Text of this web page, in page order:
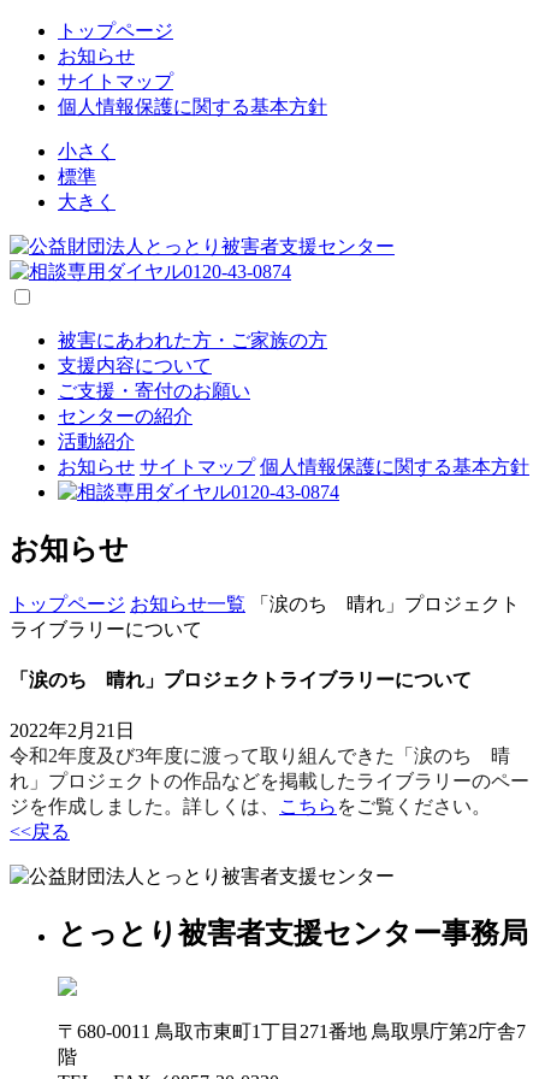
トップページ
お知らせ
サイトマップ
個人情報保護に関する基本方針
小さく
標準
大きく
被害にあわれた方・ご家族の方
支援内容について
ご支援・寄付のお願い
センターの紹介
活動紹介
お知らせ サイトマップ 個人情報保護に関する基本方針
お知らせ
トップページ お知らせ一覧 「涙のち 晴れ」プロジェクト
ライブラリーについて
「涙のち 晴れ」プロジェクトライブラリーについて
2022年2月21日
令和2年度及び3年度に渡って取り組んできた「涙のち 晴
れ」プロジェクトの作品などを掲載したライブラリーのペー
ジを作成しました。詳しくは、
こちら をご覧ください。
<<戻る
とっとり被害者支援センター事務局
〒680-0011 鳥取市東町1丁目271番地 鳥取県庁第2庁舎7
階